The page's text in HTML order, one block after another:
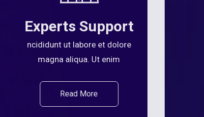
Experts Support
ncididunt ut labore et dolore
magna aliqua. Ut enim
Read More